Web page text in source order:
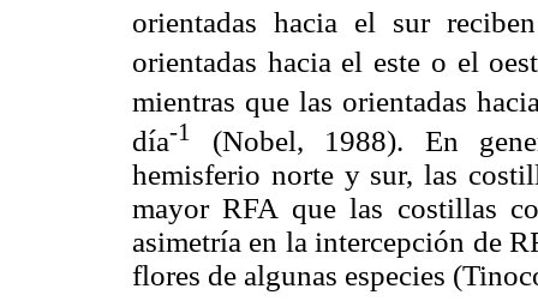
orientadas hacia el sur
orientadas hacia el este o el
mientras que las orientadas
día-1
(Nobel, 1988). En
hemisferio norte y sur, las
mayor RFA que las costillas
asimetría en la intercepción de
flores de algunas especies